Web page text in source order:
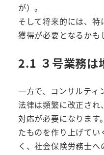
が）。
そして将来的には、
獲得が必要となるかも
2.1 ３号業務は
一方で、コンサルティ
法律は頻繁に改正さ
対応が必要になりま
たものを作り上げて
く、社会保険労務士へ